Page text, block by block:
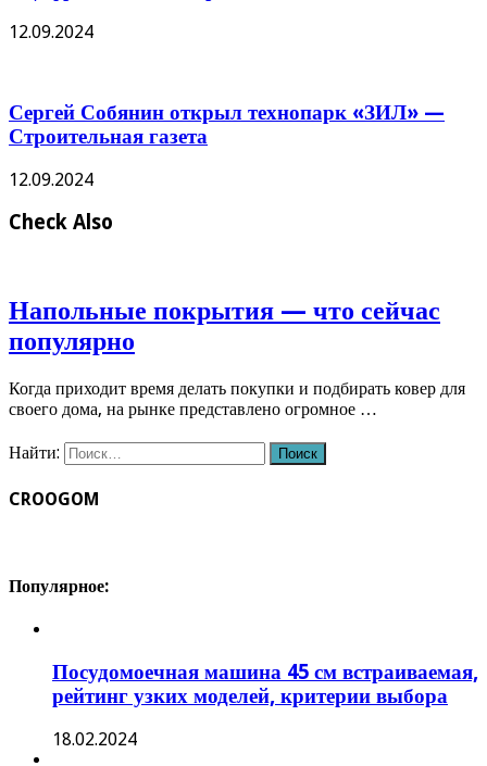
12.09.2024
Сергей Собянин открыл технопарк «ЗИЛ» —
Строительная газета
12.09.2024
Check Also
Напольные покрытия — что сейчас
популярно
Когда приходит время делать покупки и подбирать ковер для
своего дома, на рынке представлено огромное …
Найти:
CROOGOM
Популярное:
Посудомоечная машина 45 см встраиваемая,
рейтинг узких моделей, критерии выбора
18.02.2024